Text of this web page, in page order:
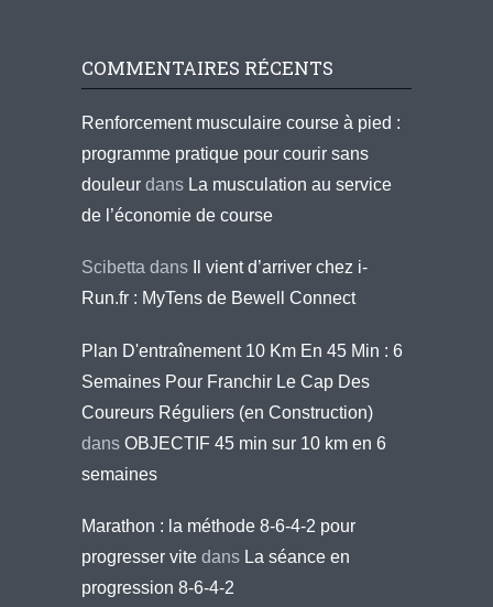
COMMENTAIRES RÉCENTS
Renforcement musculaire course à pied :
programme pratique pour courir sans
douleur dans La musculation au service
de l’économie de course
Scibetta dans
Il vient d’arriver chez i-
Run.fr : MyTens de Bewell Connect
Plan D'entraînement 10 Km En 45 Min : 6
Semaines Pour Franchir Le Cap Des
Coureurs Réguliers (en Construction)
dans OBJECTIF 45 min sur 10 km en 6
semaines
Marathon : la méthode 8-6-4-2 pour
progresser vite dans La séance en
progression 8-6-4-2